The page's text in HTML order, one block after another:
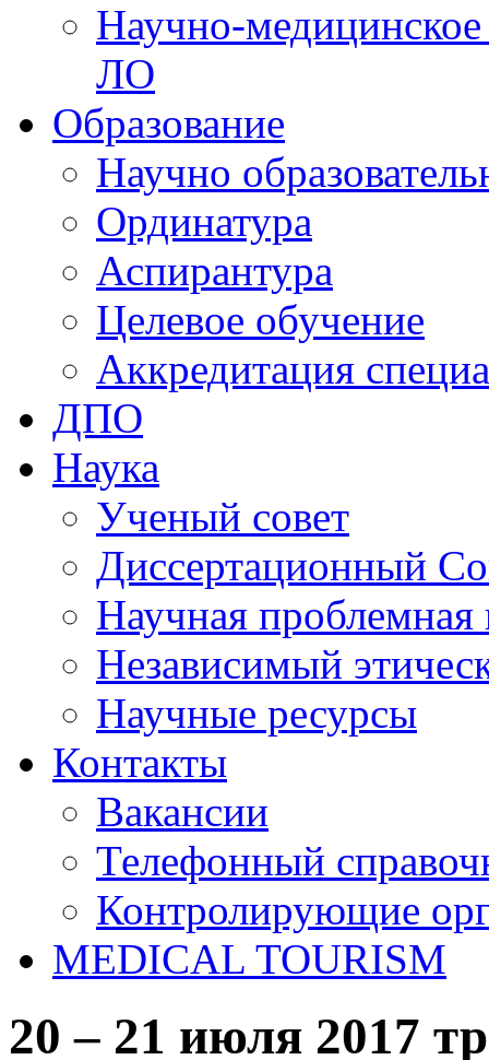
Научно-
ЛО
Образование
Научно
Ординатура
Аспирантура
Целевое обучение
Аккредитация
ДПО
Наука
Ученый совет
Диссертационный
Научная проблемная
Независимый
Научные ресурсы
Контакты
Вакансии
Телефонный
Контролирующие
MEDICAL TOURISM
20 – 21 июля 2017